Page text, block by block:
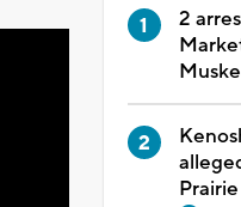
2